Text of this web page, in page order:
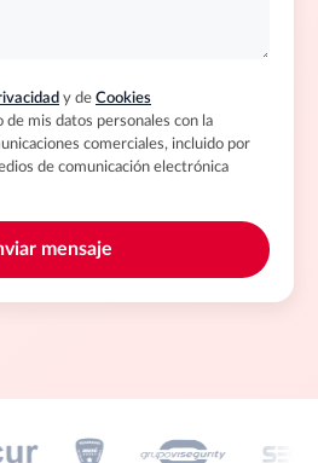
y de Cookies
mis datos personales con la
comerciales, incluido por
de comunicación electrónica